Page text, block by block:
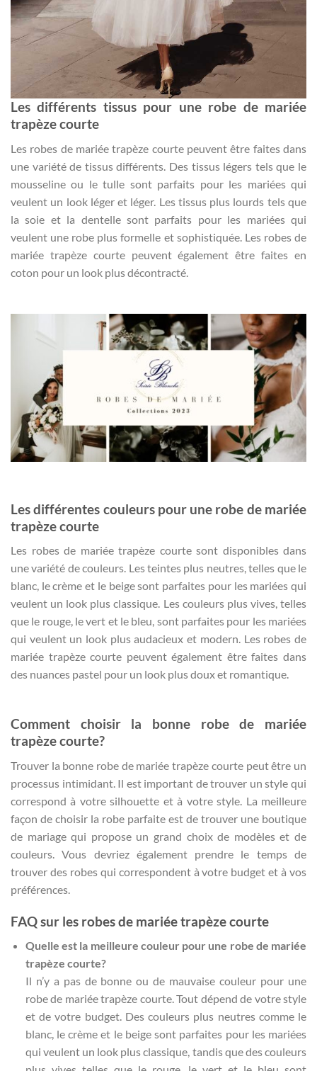
Les différents tissus pour une robe de mariée
trapèze courte
Les robes de mariée trapèze courte peuvent être faites dans
une variété de tissus différents. Des tissus légers tels que le
mousseline ou le tulle sont parfaits pour les mariées qui
veulent un look léger et léger. Les tissus plus lourds tels que
la soie et la dentelle sont parfaits pour les mariées qui
veulent une robe plus formelle et sophistiquée. Les robes de
mariée trapèze courte peuvent également être faites en
coton pour un look plus décontracté.
Les différentes couleurs pour une robe de mariée
trapèze courte
Les robes de mariée trapèze courte sont disponibles dans
une variété de couleurs. Les teintes plus neutres, telles que le
blanc, le crème et le beige sont parfaites pour les mariées qui
veulent un look plus classique. Les couleurs plus vives, telles
que le rouge, le vert et le bleu, sont parfaites pour les mariées
qui veulent un look plus audacieux et modern. Les robes de
mariée trapèze courte peuvent également être faites dans
des nuances pastel pour un look plus doux et romantique.
Comment choisir la bonne robe de mariée
trapèze courte?
Trouver la bonne robe de mariée trapèze courte peut être un
processus intimidant. Il est important de trouver un style qui
correspond à votre silhouette et à votre style. La meilleure
façon de choisir la robe parfaite est de trouver une boutique
de mariage qui propose un grand choix de modèles et de
couleurs. Vous devriez également prendre le temps de
trouver des robes qui correspondent à votre budget et à vos
préférences.
FAQ sur les robes de mariée trapèze courte
Quelle est la meilleure couleur pour une robe de mariée
trapèze courte?
Il n’y a pas de bonne ou de mauvaise couleur pour une
robe de mariée trapèze courte. Tout dépend de votre style
et de votre budget. Des couleurs plus neutres comme le
blanc, le crème et le beige sont parfaites pour les mariées
qui veulent un look plus classique, tandis que des couleurs